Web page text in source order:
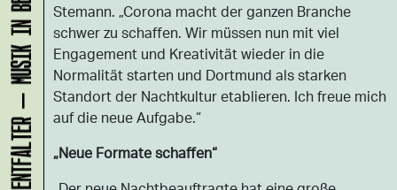
Stemann. „Corona macht der ganzen Branche
schwer zu schaffen. Wir müssen nun mit viel
Engagement und Kreativität wieder in die
Normalität starten und Dortmund als starken
Standort der Nachtkultur etablieren. Ich freue mich
auf die neue Aufgabe.“
„Neue Formate schaffen“